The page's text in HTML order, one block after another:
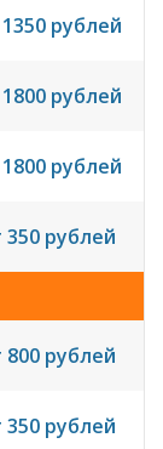
рублей
рублей
рублей
350 рублей
800 рублей
350 рублей